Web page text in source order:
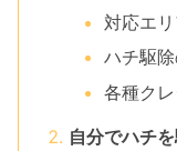
対応エ
ハチ駆
各種ク
自分でハチ